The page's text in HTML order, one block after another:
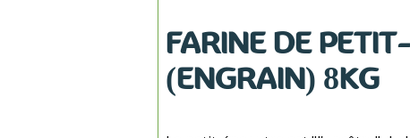
FARINE DE
(ENGRAIN) 8KG